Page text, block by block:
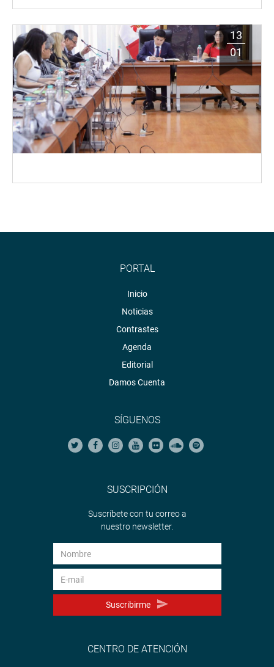
13
01
PORTAL
Inicio
Noticias
Contrastes
Agenda
Editorial
Damos Cuenta
SÍGUENOS
SUSCRIPCIÓN
Suscríbete con tu correo a
nuestro newsletter.
Suscribirme
CENTRO DE ATENCIÓN